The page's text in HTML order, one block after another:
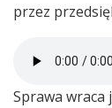
przez
Sprawa wraca